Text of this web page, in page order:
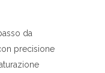
da
precisione